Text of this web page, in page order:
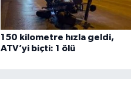
150 kilometre hızla geldi,
ATV’yi biçti: 1 ölü